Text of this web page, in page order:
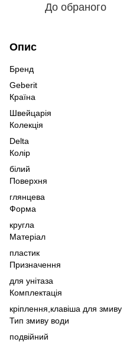
До обраного
Опис
Бренд
Geberit
Країна
Швейцарія
Колекція
Delta
Колір
білий
Поверхня
глянцева
Форма
кругла
Матеріал
пластик
Призначення
для унітаза
Комплектація
кріплення, клавіша для
Тип змиву води
подвійний